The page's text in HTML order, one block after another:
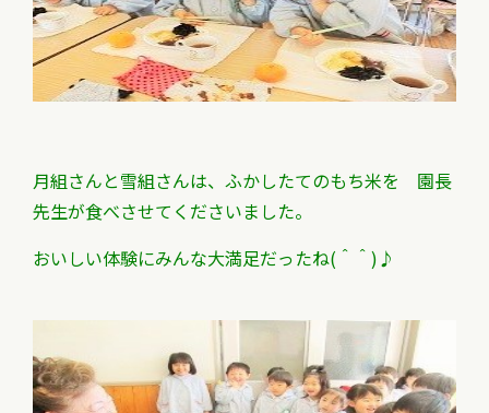
月組さんと雪組さんは、ふかしたてのもち米を 園長
先生が食べさせてくださいました。
おいしい体験にみんな大満足だったね(＾＾)♪